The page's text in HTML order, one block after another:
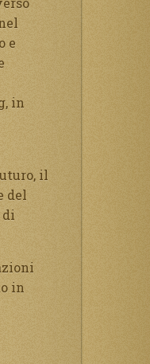
e
in
il
del
di
in